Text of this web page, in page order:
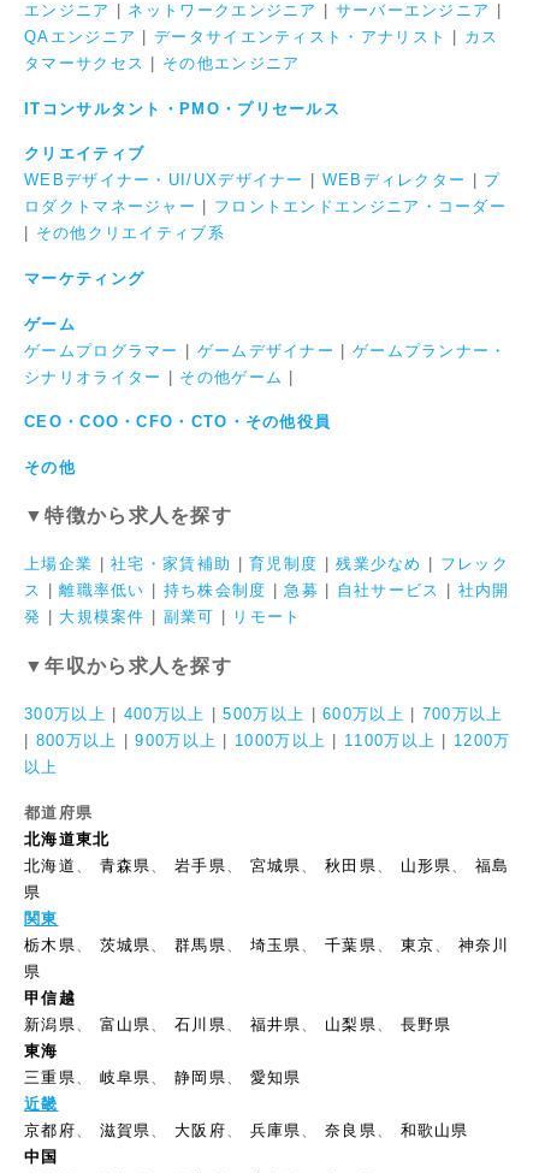
エンジニア
ネットワークエンジニア サーバーエンジニア
QAエンジニア
|データサイエンティスト・アナリスト
カス
タマーサクセス
その他エンジニア
ITコンサルタント・PMO・プリセールス
クリエイティブ
WEBデザイナー・UI/UXデザイナー
WEBディレクター
プ
ロダクトマネージャー
フロントエンドエンジニア・コーダー
その他クリエイティブ系
マーケティング
ゲーム
ゲームプログラマー | ゲームデザイナー | ゲームプランナー・
シナリオライター | その他ゲーム |
CEO・COO・CFO・CTO・その他役員
その他
▼特徴から求人を探す
上場企業 |社宅・家賃補助 |育児制度 |残業少なめ
フレック
ス
|離職率低い 持ち株会制度 |急募 自社サービス
社内開
発
大規模案件 副業可 リモート
▼年収から求人を探す
300万以上 400万以上 |500万以上 |600万以上
700万以上
800万以上 |900万以上 1000万以上 1100万以上
1200万
以上
都道府県
北海道東北
北海道
青森県 、岩手県 宮城県 、秋田県 山形県 、福島
県
関東
栃木県
茨城県 、群馬県 埼玉県 、千葉県 東京
神奈川
県
甲信越
新潟県
富山県 、石川県 福井県 山梨県
長野県
東海
三重県
岐阜県 、静岡県
愛知県
近畿
京都府
滋賀県 大阪府 兵庫県 、奈良県
和歌山県
中国